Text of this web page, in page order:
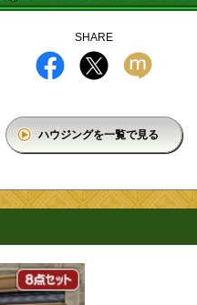
SHARE
ハウジングを一覧で見る